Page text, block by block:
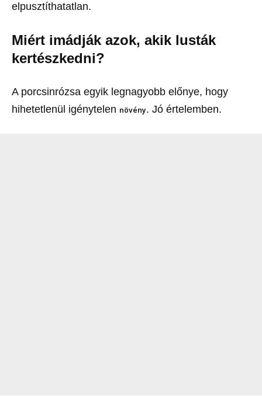
elpusztíthatatlan.
Miért imádják azok, akik lusták
kertészkedni?
A porcsinrózsa egyik legnagyobb előnye, hogy
hihetetlenül igénytelen növény. Jó értelemben.